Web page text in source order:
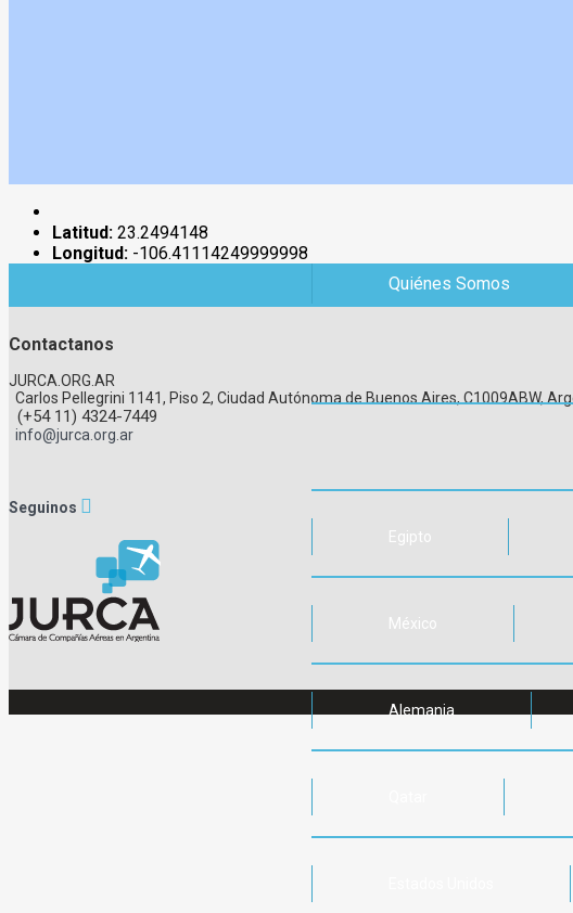
Latitud: 23.2494148
Longitud: -106.41114249999998
Quiénes Somos
Egipto
México
Alemania
Contactanos
JURCA.ORG.AR
Carlos Pellegrini 1141, Piso 2, Ciudad Autónoma de Buenos Aires, C1009ABW,
(+54 11) 4324-7449
info@jurca.org.ar
Seguinos